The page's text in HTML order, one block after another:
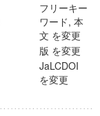
フリーキー
ワード, 本
文 を変更
版 を変更
JaLCDOI
を変更